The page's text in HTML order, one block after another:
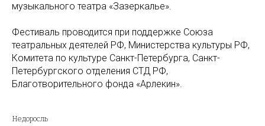
музыкального театра «Зазеркалье».
Фестиваль проводится при поддержке Союза
театральных деятелей РФ, Министерства культуры РФ,
Комитета по культуре Санкт-Петербурга, Санкт-
Петербургского отделения СТД РФ,
Благотворительного фонда «Арлекин».
Недоросль